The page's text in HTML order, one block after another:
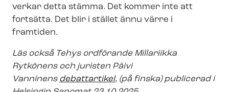
verkar detta stämma. Det kommer inte att
fortsätta. Det blir i stället ännu värre i
framtiden.
Läs också Tehys ordförande Millariikka
Rytkönens och juristen Päivi
Vanninens debattartikel, (på finska) publicerad i